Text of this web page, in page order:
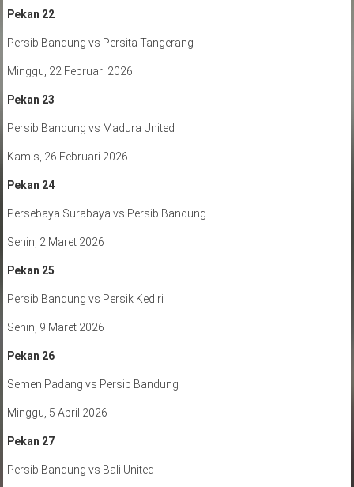
Pekan 22
Persib Bandung vs Persita Tangerang
Minggu, 22 Februari 2026
Pekan 23
Persib Bandung vs Madura United
Kamis, 26 Februari 2026
Pekan 24
Persebaya Surabaya vs Persib Bandung
Senin, 2 Maret 2026
Pekan 25
Persib Bandung vs Persik Kediri
Senin, 9 Maret 2026
Pekan 26
Semen Padang vs Persib Bandung
Minggu, 5 April 2026
Pekan 27
Persib Bandung vs Bali United